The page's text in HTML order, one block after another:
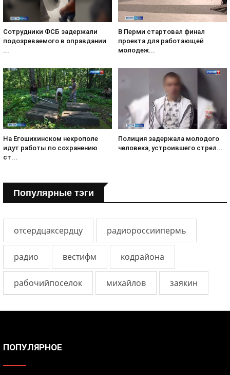
Сотрудники ФСБ задержали
подозреваемого в оправдании
...
В Перми стартовал финал
проекта для работающей
молодеж...
На Егошихинском некрополе
идут работы по сохранению
ст...
Полиция задержала молодого
человека, устроившего стрел...
Популярные тэги
отсердцаксердцу радиороссиипермь
радио вестифм кодрайона
рабочийпоселок михайлов заякин
ПОПУЛЯРНОЕ